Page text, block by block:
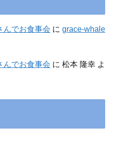
でお食事会 に grace-whale
でお食事会 に 松本 隆幸 よ